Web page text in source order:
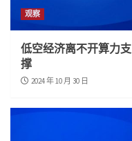
观察
低空经济离不开算力支
撑
2024 年 10 月 30 日